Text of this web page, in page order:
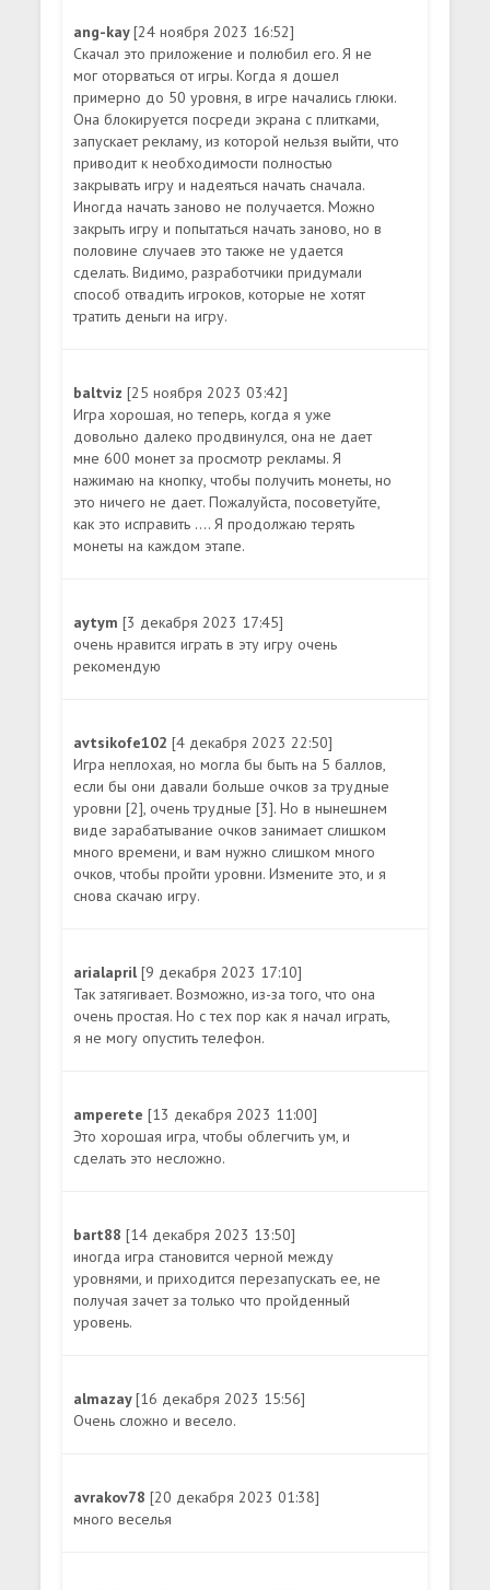
ang-kay[24 ноября 2023 16:52]
Скачал это приложение и полюбил его. Я не
мог оторваться от игры. Когда я дошел
примерно до 50 уровня, в игре начались глюки.
Она блокируется посреди экрана с плитками,
запускает рекламу, из которой нельзя выйти, что
приводит к необходимости полностью
закрывать игру и надеяться начать сначала.
Иногда начать заново не получается. Можно
закрыть игру и попытаться начать заново, но в
половине случаев это также не удается
сделать. Видимо, разработчики придумали
способ отвадить игроков, которые не хотят
тратить деньги на игру.
baltviz[25 ноября 2023 03:42]
Игра хорошая, но теперь, когда я уже
довольно далеко продвинулся, она не дает
мне 600 монет за просмотр рекламы. Я
нажимаю на кнопку, чтобы получить монеты, но
это ничего не дает. Пожалуйста, посоветуйте,
как это исправить .... Я продолжаю терять
монеты на каждом этапе.
aytym[3 декабря 2023 17:45]
очень нравится играть в эту игру очень
рекомендую
avtsikofe102[4 декабря 2023 22:50]
Игра неплохая, но могла бы быть на 5 баллов,
если бы они давали больше очков за трудные
уровни [2], очень трудные [3]. Но в нынешнем
виде зарабатывание очков занимает слишком
много времени, и вам нужно слишком много
очков, чтобы пройти уровни. Измените это, и я
снова скачаю игру.
arialapril[9 декабря 2023 17:10]
Так затягивает. Возможно, из-за того, что она
очень простая. Но с тех пор как я начал играть,
я не могу опустить телефон.
amperete[13 декабря 2023 11:00]
Это хорошая игра, чтобы облегчить ум, и
сделать это несложно.
bart88[14 декабря 2023 13:50]
иногда игра становится черной между
уровнями, и приходится перезапускать ее, не
получая зачет за только что пройденный
уровень.
almazay[16 декабря 2023 15:56]
Очень сложно и весело.
avrakov78[20 декабря 2023 01:38]
много веселья